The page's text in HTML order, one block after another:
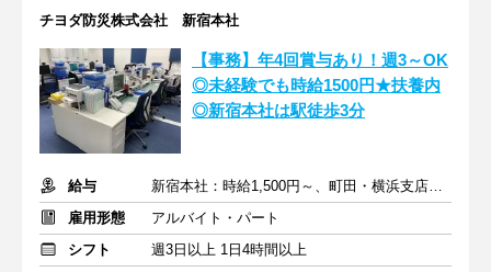
チヨダ防災株式会社 新宿本社
【事務】年4回賞与あり！週3～OK
◎未経験でも時給1500円★扶養内
◎新宿本社は駅徒歩3分
給与
新宿本社：時給1,500円～、町田・横浜支店：時給1,400円～
雇用形態
アルバイト・パート
シフト
週3日以上 1日4時間以上